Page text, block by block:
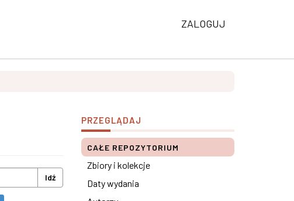
ZALOGUJ
Idź
PRZEGLĄDAJ
CAŁE REPOZYTORIUM
Zbiory i kolekcje
Daty wydania